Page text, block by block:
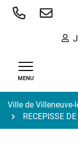
Aller
MENU
Ville de Villeneuve-
RECEPISSE